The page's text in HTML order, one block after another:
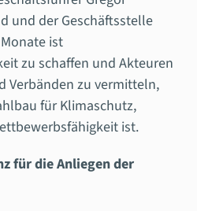
und der Geschäftsstelle
ist
zu schaffen und Akteuren
Verbänden zu vermitteln,
für Klimaschutz,
ist.
für die Anliegen der